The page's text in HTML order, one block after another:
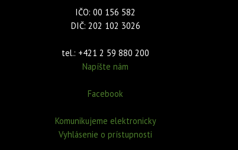
IČO: 00 156 582
DIČ: 202 102 3026
tel.: +421 2 59 880 200
Napíšte nám
Facebook
Komunikujeme elektronicky
Vyhlásenie o prístupnosti